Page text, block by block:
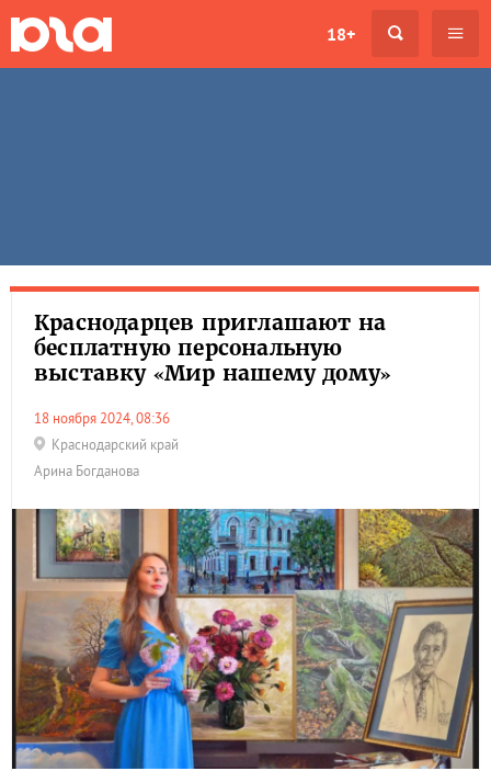
18+
Краснодарцев приглашают на
бесплатную персональную
выставку «Мир нашему дому»
18 ноября 2024, 08:36
Краснодарский край
Арина Богданова